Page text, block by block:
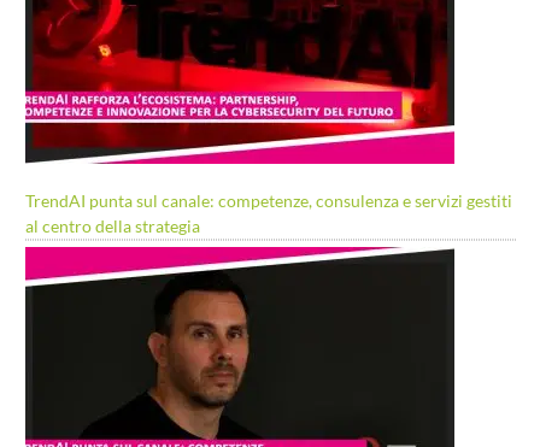
TrendAI punta sul canale: competenze, consulenza e servizi gestiti
al centro della strategia